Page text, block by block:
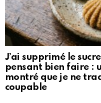
J’ai supprimé le
pensant bien faire :
montré que je ne
coupable